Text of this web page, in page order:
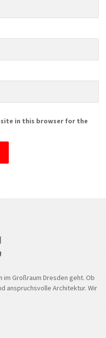
in this browser for the
im Großraum Dresden geht. Ob
anspruchsvolle Architektur. Wir